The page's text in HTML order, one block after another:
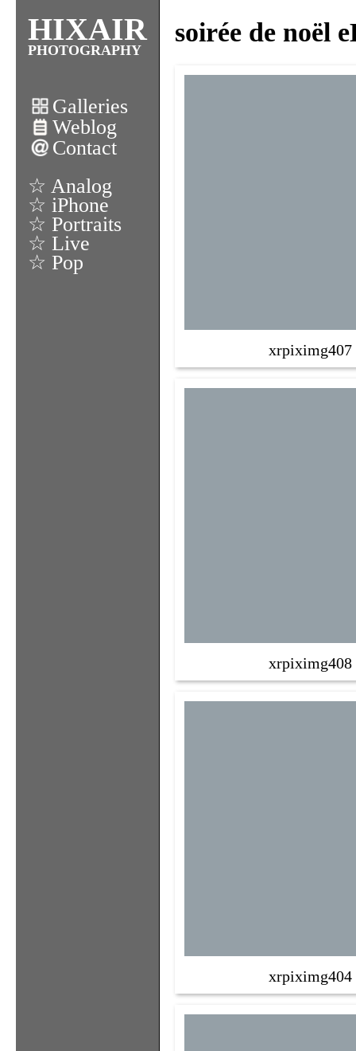
HIXAIR
PHOTOGRAPHY
Galleries
Weblog
Contact
☆ Analog
☆ iPhone
☆ Portraits
☆ Live
☆ Pop
soirée de noël
xrpiximg407
xrpiximg408
xrpiximg404